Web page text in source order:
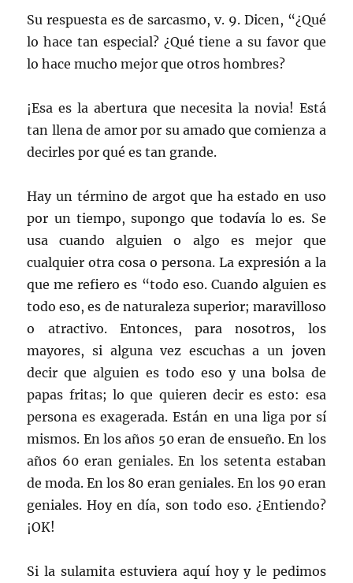
Su respuesta es de sarcasmo, v. 9. Dicen, “¿Qué
lo hace tan especial? ¿Qué tiene a su favor que
lo hace mucho mejor que otros hombres?
¡Esa es la abertura que necesita la novia! Está
tan llena de amor por su amado que comienza a
decirles por qué es tan grande.
Hay un término de argot que ha estado en uso
por un tiempo, supongo que todavía lo es. Se
usa cuando alguien o algo es mejor que
cualquier otra cosa o persona. La expresión a la
que me refiero es “todo eso. Cuando alguien es
todo eso, es de naturaleza superior; maravilloso
o atractivo. Entonces, para nosotros, los
mayores, si alguna vez escuchas a un joven
decir que alguien es todo eso y una bolsa de
papas fritas; lo que quieren decir es esto: esa
persona es exagerada. Están en una liga por sí
mismos. En los años 50 eran de ensueño. En los
años 60 eran geniales. En los setenta estaban
de moda. En los 80 eran geniales. En los 90 eran
geniales. Hoy en día, son todo eso. ¿Entiendo?
¡OK!
Si la sulamita estuviera aquí hoy y le pedimos